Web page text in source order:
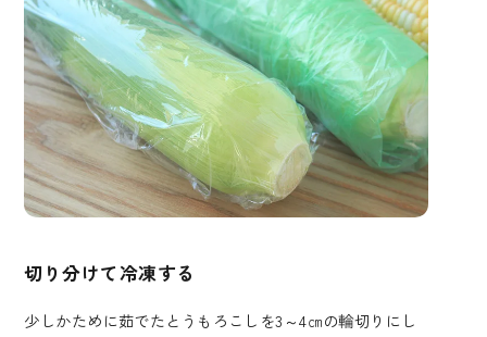
切り分けて冷凍する
少しかために茹でたとうもろこしを3～4㎝の輪切りにし